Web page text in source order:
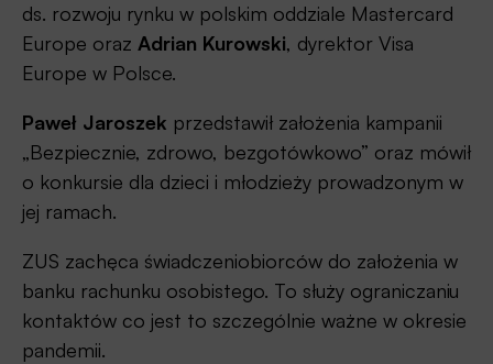
ds. rozwoju rynku w polskim oddziale Mastercard
Europe oraz Adrian Kurowski, dyrektor Visa
Europe w Polsce.
Paweł Jaroszek przedstawił założenia kampanii
„Bezpiecznie, zdrowo, bezgotówkowo” oraz mówił
o konkursie dla dzieci i młodzieży prowadzonym w
jej ramach.
ZUS zachęca świadczeniobiorców do założenia w
banku rachunku osobistego. To służy ograniczaniu
kontaktów co jest to szczególnie ważne w okresie
pandemii.